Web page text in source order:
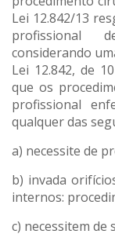
Lei 12.842/13
profissional
considerando
Lei 12.842, de
que os
profissional
qualquer das
a) necessite de
b) invada
internos:
c) necessitem de